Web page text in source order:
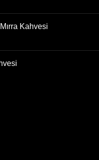
Kahvesi